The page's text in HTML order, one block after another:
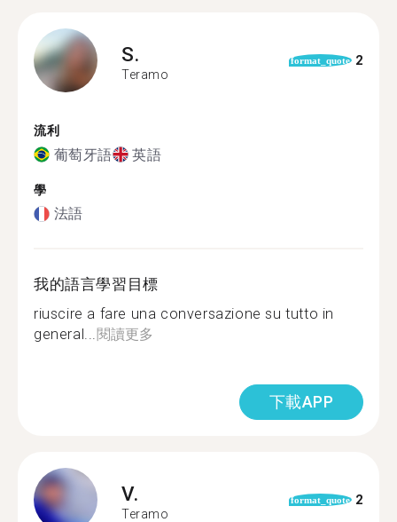
S.
Teramo
format_quote 2
流利
葡萄牙語 英語
學
法語
我的語言學習目標
riuscire a fare una conversazione su tutto in
general...閱讀更多
下載APP
V.
Teramo
format_quote 2